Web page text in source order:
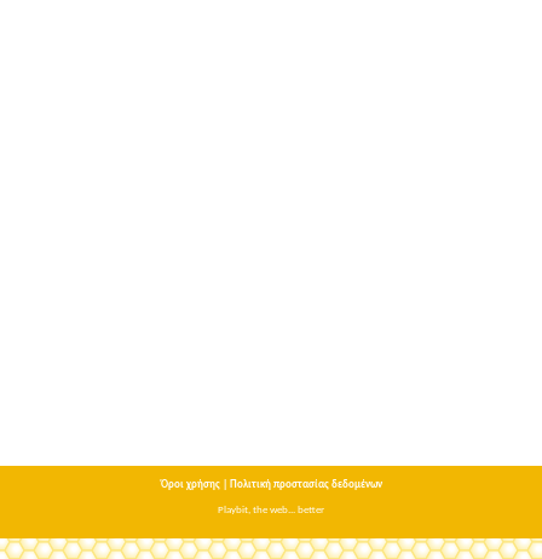
Όροι χρήσης| Πολιτική προστασίας δεδομένων
Playbit, the web... better